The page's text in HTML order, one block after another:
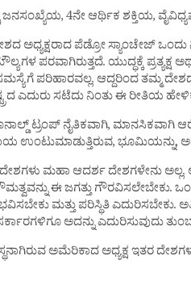
ಜನಸಂಖ್ಯೆಯ, 4ನೇ ಆರ್ಥಿಕ ಶಕ್ತಿಯ,
ಅಧ್ಯಕ್ಷರಾದ ಪೆಡ್ರೋ ಸ್ಯಾಂಚೇಜ್
ಪರವಾಗಿರುತ್ತದೆ. ಯುದ್ಧಕ್ಕೆ
ಪರಿಹಾರವಲ್ಲ. ಆದ್ದರಿಂದ ತಮ್ಮ
ಎದುರು ಸಟೆದು ನಿಂತು ಈ ರೀತಿಯ
ಟ್ರಂಪ್ ನೈತಿಕವಾಗಿ, ಮಾನಸಿಕವಾಗಿ
ಉಂಟುಮಾಡುತ್ತಿರುವ, ಭೂಮಿಯನ್ನು,
ಮಹಾ ಆದರ್ಶ ದೇಶಗಳೇನು
ಈ ಜಗತ್ತು ಗೌರವಿಸಲೇಬೇಕು.
ಮತ್ತು ಪರಿಸ್ಥಿತಿ
ಅದನ್ನು ಎದುರಿಸುವುದು
ಅಮೆರಿಕಾದ ಅಧ್ಯಕ್ಷ ಇತರ